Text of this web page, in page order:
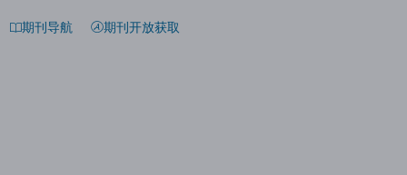
期刊导航 期刊开放获取